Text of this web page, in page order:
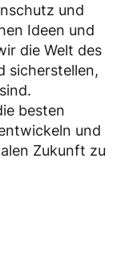
und
Ideen und
die Welt des
sicherstellen,
besten
und
Zukunft zu